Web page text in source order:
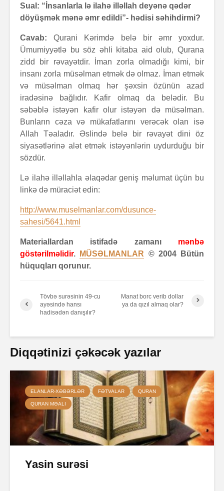
Sual: “İnsanlarla lə ilahə illəllah deyənə qədər
döyüşmək mənə əmr edildi”- hədisi səhihdirmi?
Cavab: Qurani Kərimdə belə bir əmr yoxdur.
Ümumiyyətlə bu söz əhli kitaba aid olub, Qurana
zidd bir rəvayətdir. İman zorla olmadığı kimi, bir
insanı zorla müsəlman etmək də olmaz. İman etmək
və müsəlman olmaq hər şəxsin özünün azad
iradəsinə bağlıdır. Kafir olmaq da belədir. Bu
səbəblə istəyən kafir olur istəyən də müsəlman.
Bunların cəza və mükafatlarını verəcək olan isə
Allah Təaladır. Əslində belə bir rəvayət dini öz
siyasətlərinə alət etmək istəyənlərin uydurduğu bir
sözdür.
Lə ilahə illəllahla əlaqədar geniş məlumat üçün bu
linkə də müraciət edin:
http://www.muselmanlar.com/dusunce-
sahesi/5641.html
Materiallardan istifadə zamanı mənbə
göstərilməlidir. MÜSƏLMANLAR © 2004 Bütün
hüquqları qorunur.
Tövbə surəsinin 49-cu
ayəsində hansı
hadisədən danışılır?
Manat borc verib dollar
ya da qızıl almaq olar?
Diqqətinizi çəkəcək yazılar
ELANLAR-XƏBƏRLƏR FƏTVALAR QURAN
QURAN MƏALI
Yasin surəsi